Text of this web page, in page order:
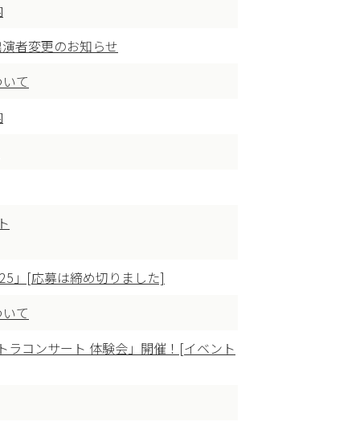
者変更のお知らせ
て
」[応募は締め切りました]
て
コンサート 体験会」開催！[イベント